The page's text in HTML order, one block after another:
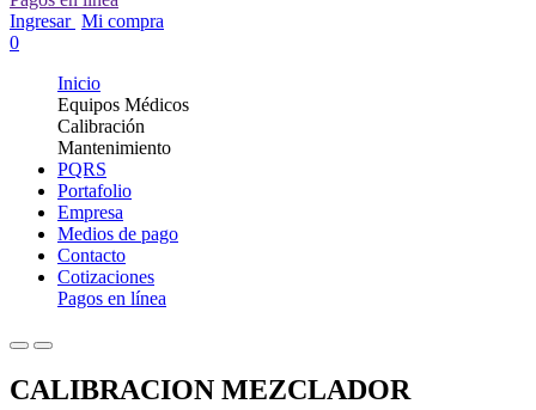
Ingresar Mi compra
0
Inicio
Equipos Médicos
Calibración
Mantenimiento
PQRS
Portafolio
Empresa
Medios de pago
Contacto
Cotizaciones
Pagos en línea
CALIBRACION MEZCLADOR